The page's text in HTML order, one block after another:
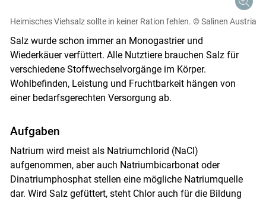
Heimisches Viehsalz sollte in keiner Ration fehlen. © Salinen Austria
Salz wurde schon immer an Monogastrier und
Wiederkäuer verfüttert. Alle Nutztiere brauchen Salz für
verschiedene Stoffwechselvorgänge im Körper.
Wohlbefinden, Leistung und Fruchtbarkeit hängen von
einer bedarfsgerechten Versorgung ab.
Aufgaben
Natrium wird meist als Natriumchlorid (NaCl)
aufgenommen, aber auch Natriumbicarbonat oder
Dinatriumphosphat stellen eine mögliche Natriumquelle
dar. Wird Salz gefüttert, steht Chlor auch für die Bildung